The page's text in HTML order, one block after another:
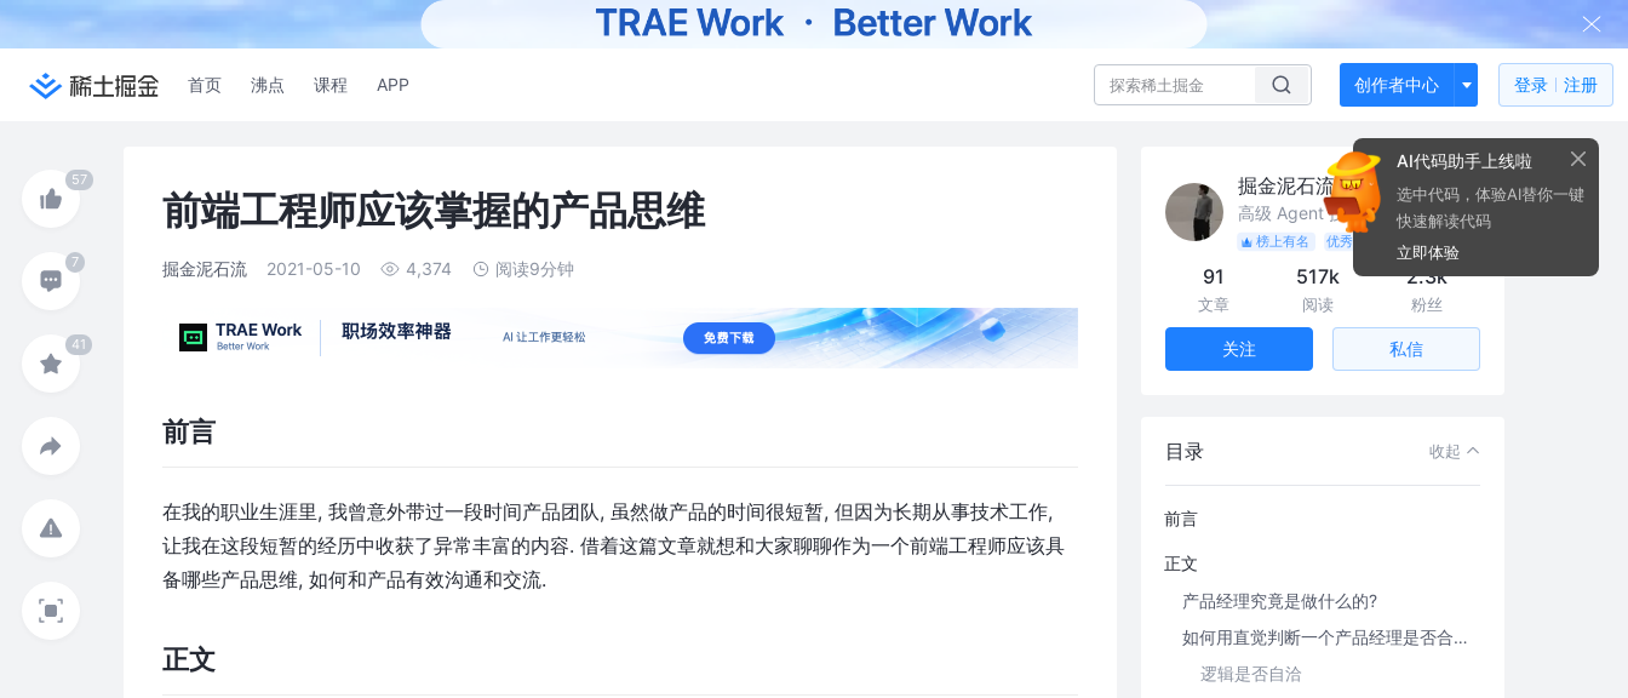
首页 沸点 课程 APP 创作者中心 登录 注册
前端工程师应该掌握的产品思维
掘金泥石流 2021-05-10 4,374 阅读9分钟
前言
在我的职业生涯里, 我曾意外带过一段时间产品团队, 虽然做产品的时间很短暂, 但因为长期从事技术工作,
让我在这段短暂的经历中收获了异常丰富的内容. 借着这篇文章就想和大家聊聊作为一个前端工程师应该具
备哪些产品思维, 如何和产品有效沟通和交流.
正文
掘金泥石流
高级 Agent 技术专家 @杭州太初智核科技有限责任公司
榜上有名 优秀作者
91
文章
517k
阅读
2.3k
粉丝
关注 私信
目录 收起
前言
正文
产品经理究竟是做什么的?
如何用直觉判断一个产品经理是否合格?
逻辑是否自洽
AI代码助手上线啦
选中代码，体验AI替你一键
快速解读代码
立即体验